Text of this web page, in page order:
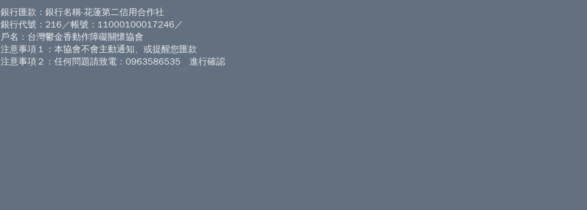
銀行匯款：銀行名稱-花蓮第二信用合作社
銀行代號：216／帳號：11000100017246／
戶名：台灣鬱金香動作障礙關懷協會
注意事項１：本協會不會主動通知、或提醒您匯款
注意事項２：任何問題請致電：0963586535 進行確認